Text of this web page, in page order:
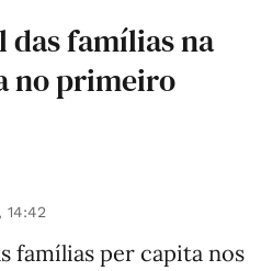
das famílias na
no primeiro
14:42
famílias per capita nos